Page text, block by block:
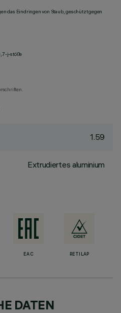
das Eindringen von Staub, geschützt gegen
j-stöße
1.59
Extrudiertes aluminium
EAC RETILAP
DATEN